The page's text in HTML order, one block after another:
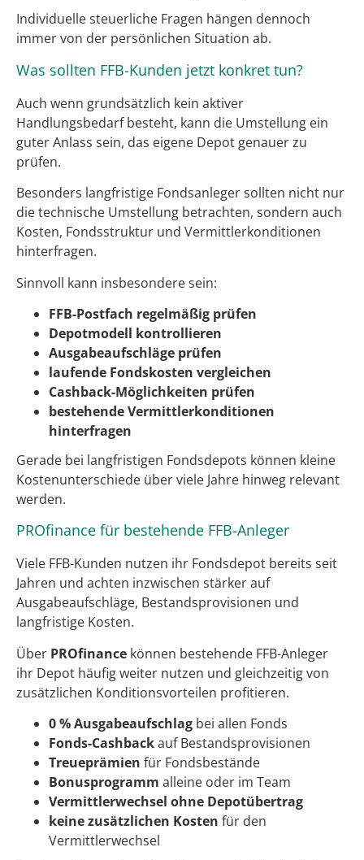
Individuelle steuerliche Fragen hängen dennoch
immer von der persönlichen Situation ab.
Was sollten FFB-Kunden jetzt konkret tun?
Auch wenn grundsätzlich kein aktiver
Handlungsbedarf besteht, kann die Umstellung ein
guter Anlass sein, das eigene Depot genauer zu
prüfen.
Besonders langfristige Fondsanleger sollten nicht nur
die technische Umstellung betrachten, sondern auch
Kosten, Fondsstruktur und Vermittlerkonditionen
hinterfragen.
Sinnvoll kann insbesondere sein:
FFB-Postfach regelmäßig prüfen
Depotmodell kontrollieren
Ausgabeaufschläge prüfen
laufende Fondskosten vergleichen
Cashback-Möglichkeiten prüfen
bestehende Vermittlerkonditionen
hinterfragen
Gerade bei langfristigen Fondsdepots können kleine
Kostenunterschiede über viele Jahre hinweg relevant
werden.
PROfinance für bestehende FFB-Anleger
Viele FFB-Kunden nutzen ihr Fondsdepot bereits seit
Jahren und achten inzwischen stärker auf
Ausgabeaufschläge, Bestandsprovisionen und
langfristige Kosten.
Über PROfinance können bestehende FFB-Anleger
ihr Depot häufig weiter nutzen und gleichzeitig von
zusätzlichen Konditionsvorteilen profitieren.
0 % Ausgabeaufschlag bei allen Fonds
Fonds-Cashbackauf Bestandsprovisionen
Treueprämien für Fondsbestände
Bonusprogramm alleine oder im Team
Vermittlerwechsel ohne Depotübertrag
keine zusätzlichen Kosten für den
Vermittlerwechsel